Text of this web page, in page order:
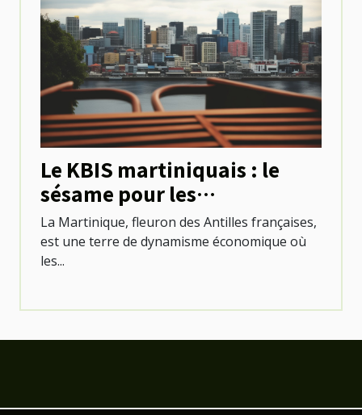
Le KBIS martiniquais : le
sésame pour les
professionnels locaux
La Martinique, fleuron des Antilles françaises,
est une terre de dynamisme économique où
les...